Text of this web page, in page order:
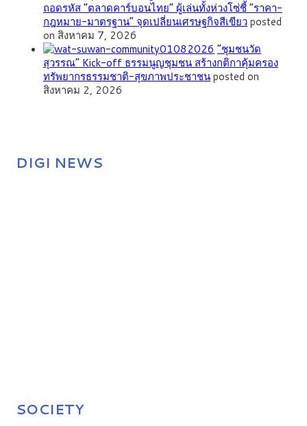
ถอดรหัส “ตลาดคาร์บอนไทย” ผู้เล่นทั้งห่วงโซ่ชี้ “ราคา-
กฎหมาย-มาตรฐาน” จุดเปลี่ยนเศรษฐกิจสีเขียวposted
on สิงหาคม 7, 2026
”ชุมชนวัด
สุวรรณ” Kick-off ธรรมนูญชุมชน สร้างกติกาคุ้มครอง
ทรัพยากรธรรมชาติ-สุขภาพประชาชนposted on
สิงหาคม 2, 2026
DIGI NEWS
SOCIETY